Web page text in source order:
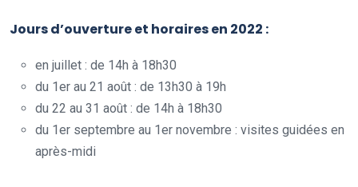
Jours d’ouverture et horaires en 2022 :
en juillet : de 14h à 18h30
du 1er au 21 août : de 13h30 à 19h
du 22 au 31 août : de 14h à 18h30
du 1er septembre au 1er novembre : visites guidées en
après-midi